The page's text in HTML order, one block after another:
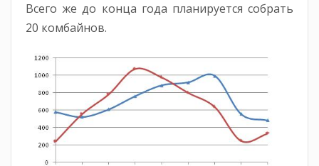
Всего же до конца года планируется собрать
20 комбайнов.